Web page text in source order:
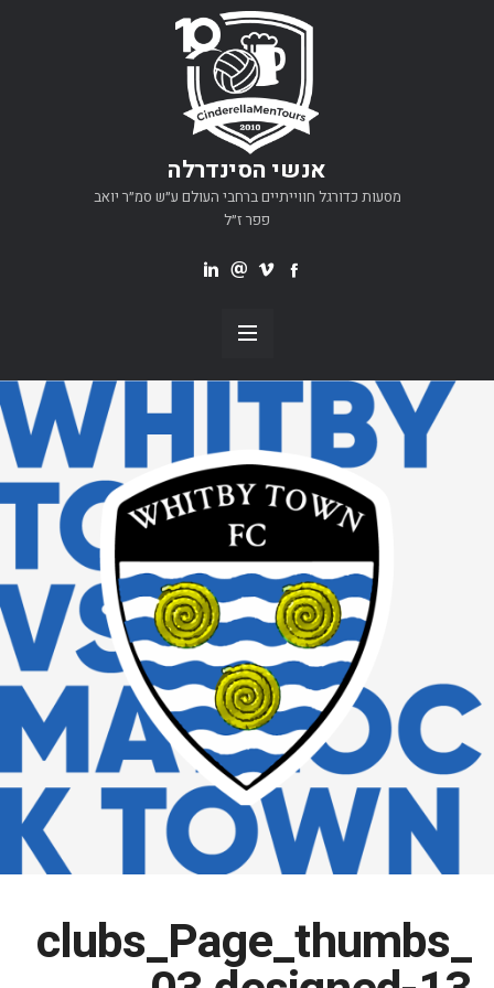
אנשי הסינדרלה
מסעות כדורגל חווייתיים ברחבי העולם ע״ש סמ״ר יואב
פפר ז״ל
clubs_Page_thumbs_